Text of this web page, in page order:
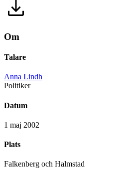
Om
Talare
Anna Lindh
Politiker
Datum
1 maj 2002
Plats
Falkenberg och Halmstad